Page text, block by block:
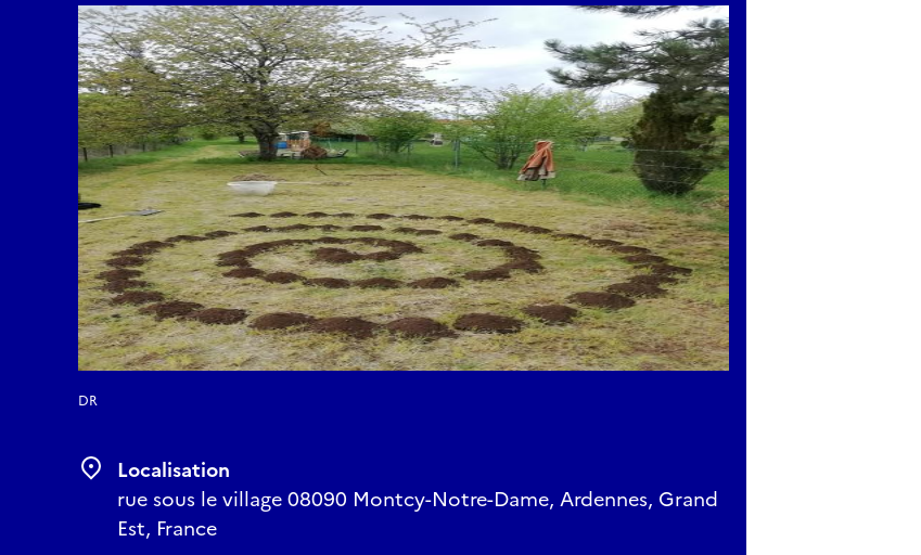
DR
Localisation
rue sous le village 08090 Montcy-Notre-Dame, Ardennes, Grand
Est, France